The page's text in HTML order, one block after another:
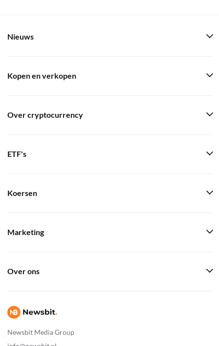
Newsbit Media Group
Nieuws
Kopen en verkopen
Over cryptocurrency
ETF's
Koersen
Marketing
Over ons